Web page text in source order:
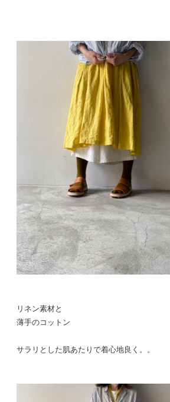
リネン素材と
薄手のコットン
サラリとした肌あたりで着心地良く。。